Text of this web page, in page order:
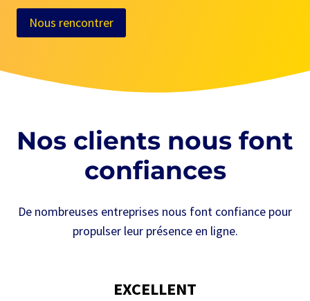
Nous rencontrer
Nos clients nous font
confiances
De nombreuses entreprises nous font confiance pour
propulser leur présence en ligne.
EXCELLENT